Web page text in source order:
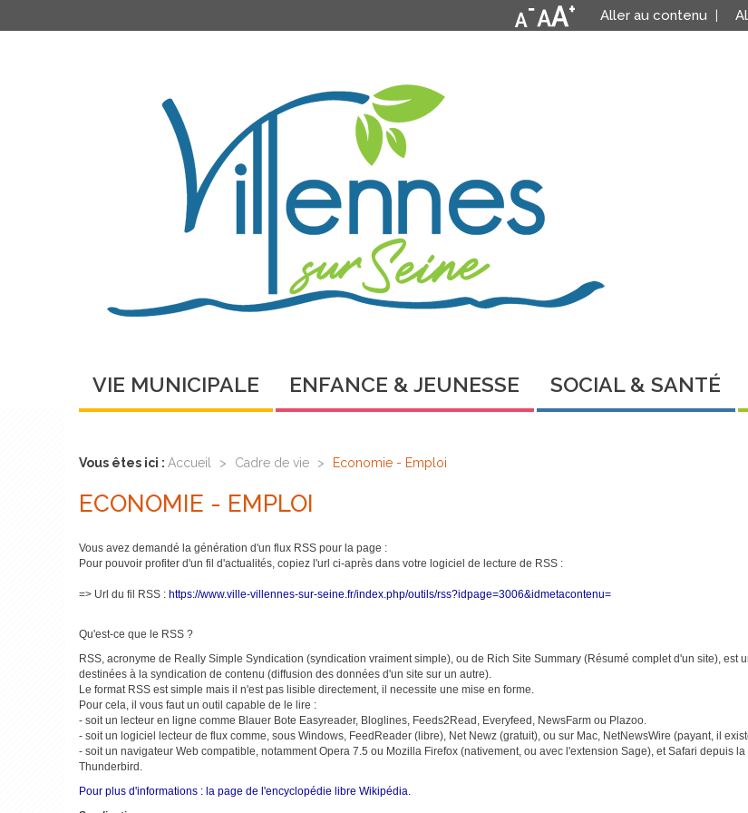
Aller au contenu
VIE MUNICIPALE ENFANCE & JEUNESSE SOCIAL & SANTÉ
Vous êtes ici : Accueil > Cadre de vie > Economie - Emploi
ECONOMIE - EMPLOI
Vous avez demandé la génération d'un flux RSS pour la page :
Pour pouvoir profiter d'un fil d'actualités, copiez l'url ci-après dans votre logiciel de lecture de RSS :
=> Url du fil RSS : https://www.ville-villennes-sur-seine.fr/index.php/outils/rss?idpage=3006&idmetacontenu=
Qu'est-ce que le RSS ?
RSS, acronyme de Really Simple Syndication (syndication vraiment simple), ou de Rich Site Summary (Résumé complet d'un site),
destinées à la syndication de contenu (diffusion des données d'un site sur un autre).
Le format RSS est simple mais il n'est pas lisible directement, il necessite une mise en forme.
Pour cela, il vous faut un outil capable de le lire :
- soit un lecteur en ligne comme Blauer Bote Easyreader, Bloglines, Feeds2Read, Everyfeed, NewsFarm ou Plazoo.
- soit un logiciel lecteur de flux comme, sous Windows, FeedReader (libre), Net Newz (gratuit), ou sur Mac, NetNewsWire (payant, il
- soit un navigateur Web compatible, notamment Opera 7.5 ou Mozilla Firefox (nativement, ou avec l'extension Sage), et Safari depuis
Thunderbird.
Pour plus d'informations : la page de l'encyclopédie libre Wikipédia.